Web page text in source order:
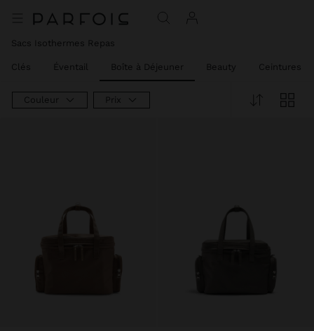
Sacs Isothermes Repas
Clés Éventail Boîte à Déjeuner Beauty Ceintures
Couleur Prix